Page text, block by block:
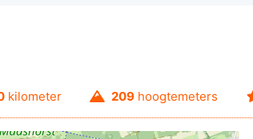
kilometer 209 hoogtemeters